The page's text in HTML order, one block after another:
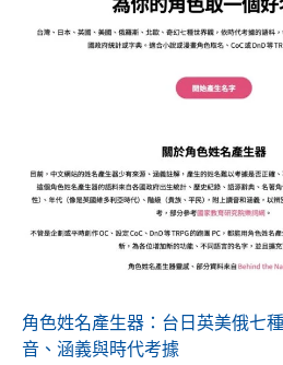
角色姓名產生器：台日英美俄七
音、涵義與時代考據